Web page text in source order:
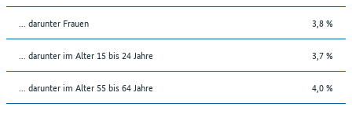
... darunter Frauen 3,8 %
... darunter im Alter 15 bis 24 Jahre 3,7 %
... darunter im Alter 55 bis 64 Jahre 4,0 %